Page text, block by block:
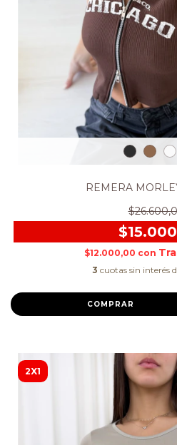
REMERA
$12.000,00 con
3 cuotas sin interés
COMPRAR
2X1